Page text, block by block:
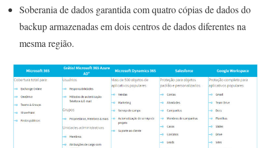
Soberania de dados garantida com quatro cópias de dados do
backup armazenadas em dois centros de dados diferentes na
mesma região.